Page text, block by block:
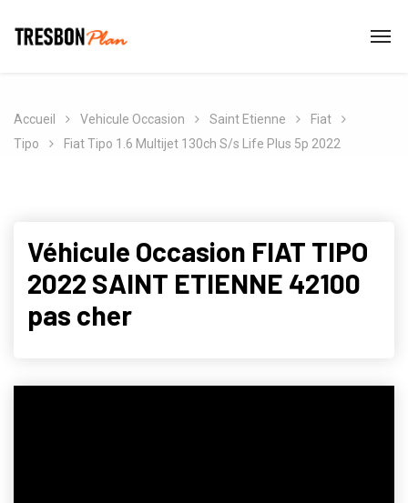
Accueil Vehicule Occasion Saint Etienne
Fiat
Tipo
Fiat Tipo 1.6 Multijet 130ch S/s Life Plus 5p 2022
Véhicule Occasion FIAT TIPO
2022 SAINT ETIENNE 42100
pas cher